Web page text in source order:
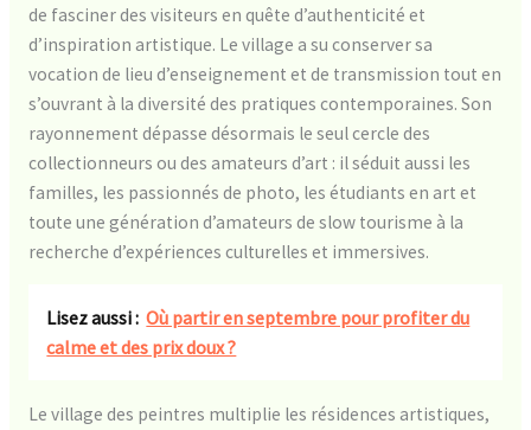
de fasciner des visiteurs en quête d’authenticité et
d’inspiration artistique. Le village a su conserver sa
vocation de lieu d’enseignement et de transmission tout en
s’ouvrant à la diversité des pratiques contemporaines. Son
rayonnement dépasse désormais le seul cercle des
collectionneurs ou des amateurs d’art : il séduit aussi les
familles, les passionnés de photo, les étudiants en art et
toute une génération d’amateurs de slow tourisme à la
recherche d’expériences culturelles et immersives.
Lisez aussi : Où partir en septembre pour profiter du
calme et des prix doux ?
Le village des peintres multiplie les résidences artistiques,